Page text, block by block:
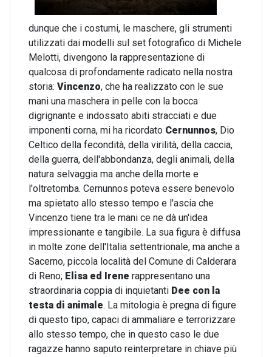
dunque che i costumi, le maschere, gli strumenti
utilizzati dai modelli sul set fotografico di Michele
Melotti, divengono la rappresentazione di
qualcosa di profondamente radicato nella nostra
storia: Vincenzo, che ha realizzato con le sue
mani una maschera in pelle con la bocca
digrignante e indossato abiti stracciati e due
imponenti corna, mi ha ricordato Cernunnos, Dio
Celtico della fecondità, della virilità, della caccia,
della guerra, dell'abbondanza, degli animali, della
natura selvaggia ma anche della morte e
l'oltretomba. Cernunnos poteva essere benevolo
ma spietato allo stesso tempo e l'ascia che
Vincenzo tiene tra le mani ce ne dà un'idea
impressionante e tangibile. La sua figura è diffusa
in molte zone dell'Italia settentrionale, ma anche a
Sacerno, piccola località del Comune di Calderara
di Reno; Elisa ed Irene rappresentano una
straordinaria coppia di inquietanti Dee con la
testa di animale. La mitologia è pregna di figure
di questo tipo, capaci di ammaliare e terrorizzare
allo stesso tempo, che in questo caso le due
ragazze hanno saputo reinterpretare in chiave più